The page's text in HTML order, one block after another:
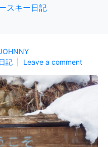
スキー日記
記 Leave a comment